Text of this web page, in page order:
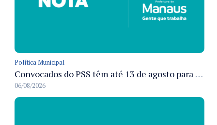
Política Municipal
Convocados do PSS têm até 13 de agosto para cumprir pré-admissionais para vacinação antirrábica animal em Manaus
06/08/2026